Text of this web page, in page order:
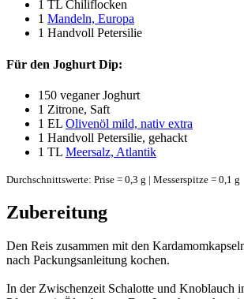
1 TL Chiliflocken
1 Mandeln, Europa
1 Handvoll Petersilie
Für den Joghurt Dip:
150 veganer Joghurt
1 Zitrone, Saft
1 EL Olivenöl mild, nativ extra
1 Handvoll Petersilie, gehackt
1 TL Meersalz, Atlantik
Durchschnittswerte: Prise = 0,3 g | Messerspitze = 0,1 g
Zubereitung
Den Reis zusammen mit den
nach Packungsanleitung kochen.
In der Zwischenzeit Schalotte und Knoblauch